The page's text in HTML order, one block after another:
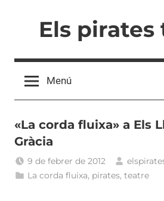
contingutEls pirates
Menú
«La corda fluixa» a Els
Gràcia
9 de febrer de 2012
La corda fluixa, pirates,teatre